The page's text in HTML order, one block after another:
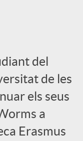
del
de les
els seus
a
Erasmus